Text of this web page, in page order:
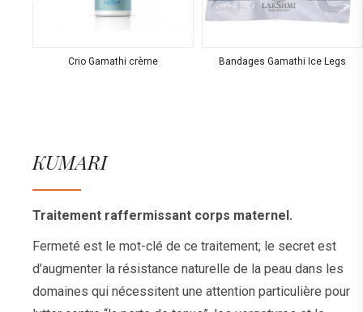
Crio Gamathi crème Bandages Gamathi Ice Legs
KUMARI
Traitement raffermissant corps maternel.
Fermeté est le mot-clé de ce traitement; le secret est
d’augmenter la résistance naturelle de la peau dans les
domaines qui nécessitent une attention particulière pour